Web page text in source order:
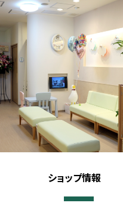
ショップ情報